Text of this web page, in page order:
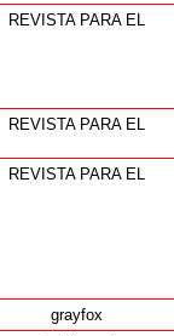
REVISTA PARA EL
REVISTA PARA EL
REVISTA PARA EL
grayfox